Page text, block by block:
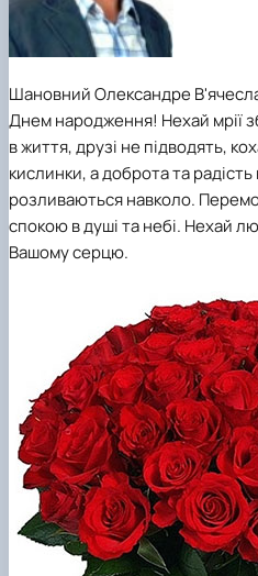
Шановний Олександре
Днем народження! Нехай мрії
в життя, друзі не підводять,
кислинки, а доброта та
розливаються навколо.
спокою в душі та небі. Нехай
Вашому серцю.